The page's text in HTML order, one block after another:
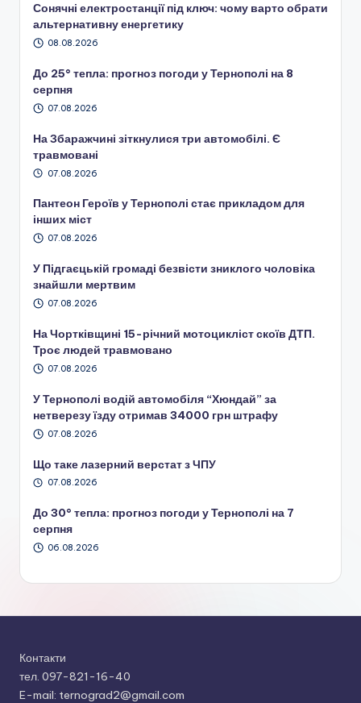
Сонячні електростанції під ключ: чому варто обрати
альтернативну енергетику
08.08.2026
До 25° тепла: прогноз погоди у Тернополі на 8
серпня
07.08.2026
На Збаражчині зіткнулися три автомобілі. Є
травмовані
07.08.2026
Пантеон Героїв у Тернополі стає прикладом для
інших міст
07.08.2026
У Підгаєцькій громаді безвісти зниклого чоловіка
знайшли мертвим
07.08.2026
На Чортківщині 15-річний мотоцикліст скоїв ДТП.
Троє людей травмовано
07.08.2026
У Тернополі водій автомобіля “Хюндай” за
нетверезу їзду отримав 34000 грн штрафу
07.08.2026
Що таке лазерний верстат з ЧПУ
07.08.2026
До 30° тепла: прогноз погоди у Тернополі на 7
серпня
06.08.2026
Контакти
тел. 097-821-16-40
E-mail: ternograd2@gmail.com